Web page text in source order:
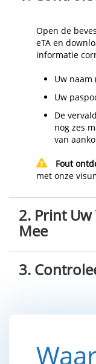
Open de
eTA en
informatie
Uw naam
Uw
De
nog zes
van
Fout
met onze
2. Print
Mee
3.